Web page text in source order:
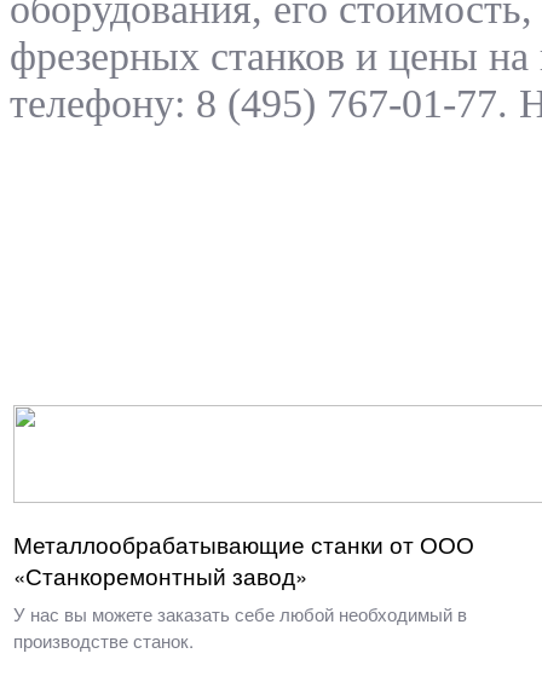
фрезерных станков и цены
телефону: 8 (495) 767-01-77.
Металлообрабатывающие станки от ООО
«Станкоремонтный завод»
У нас вы можете заказать себе любой необходимый в
производстве станок.